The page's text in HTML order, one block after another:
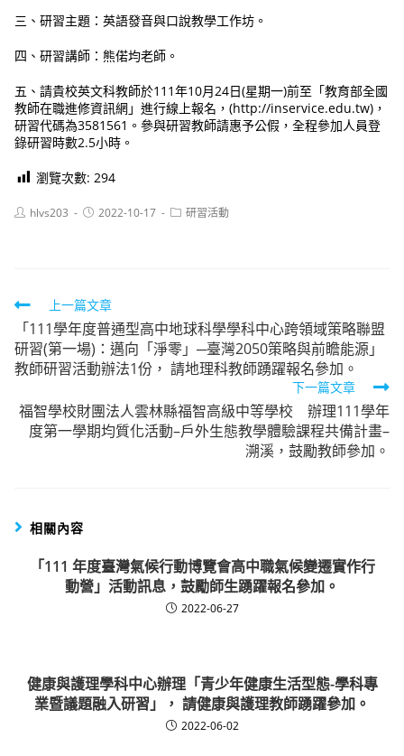
三、研習主題：英語發音與口說教學工作坊。
四、研習講師：熊偌均老師。
五、請貴校英文科教師於111年10月24日(星期一)前至「教育部全國
教師在職進修資訊網」進行線上報名，(http://inservice.edu.tw)，
研習代碼為3581561。參與研習教師請惠予公假，全程參加人員登
錄研習時數2.5小時。
瀏覽次數: 294
Posthlvs203
Post2022-10-17
Post研習活動
Read
more
articles
上一篇文章
「111學年度普通型高中地球科學學科中心跨領域策略聯盟
研習(第一場)：邁向「淨零」─臺灣2050策略與前瞻能源」
教師研習活動辦法1份， 請地理科教師踴躍報名參加。
下一篇文章
福智學校財團法人雲林縣福智高級中等學校 辦理111學年
度第一學期均質化活動–戶外生態教學體驗課程共備計畫–
溯溪，鼓勵教師參加。
相關內容
「111 年度臺灣氣候行動博覽會高中職氣候變遷實作行
動營」活動訊息，鼓勵師生踴躍報名參加。
2022-06-27
健康與護理學科中心辦理「青少年健康生活型態-學科專
業暨議題融入研習」， 請健康與護理教師踴躍參加。
2022-06-02